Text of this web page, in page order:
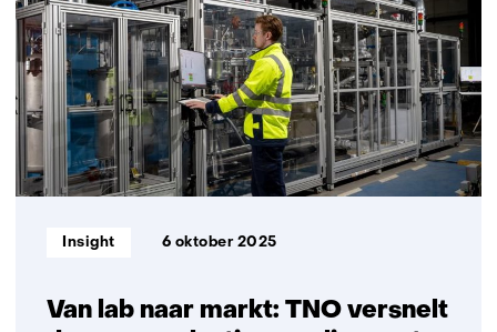
sortering
en
composietscheiding
Van lab naar markt: TNO versnelt
Informatietype:
Insight 6 oktober 2025